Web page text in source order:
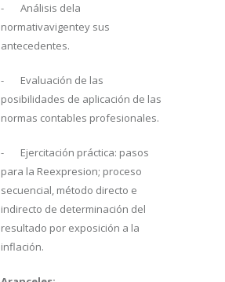
- Análisis dela
normativavigentey sus
antecedentes.
- Evaluación de las
posibilidades de aplicación de las
normas contables profesionales.
- Ejercitación práctica: pasos
para la Reexpresion; proceso
secuencial, método directo e
indirecto de determinación del
resultado por exposición a la
inflación.